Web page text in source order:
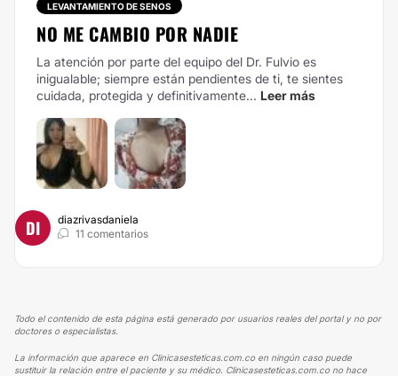
LEVANTAMIENTO DE SENOS
NO ME CAMBIO POR NADIE
La atención por parte del equipo del Dr. Fulvio es
inigualable; siempre están pendientes de ti, te sientes
cuidada, protegida y definitivamente... Leer más
DI
diazrivasdaniela
11 comentarios
Todo el contenido de esta página está generado por usuarios reales del portal y no por
doctores o especialistas.
La información que aparece en Clinicasesteticas.com.co en ningún caso puede
sustituir la relación entre el paciente y su médico. Clinicasesteticas.com.co no hace